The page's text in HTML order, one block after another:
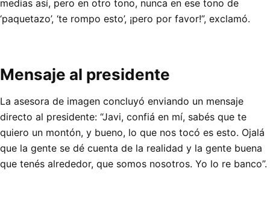
medias así, pero en otro tono, nunca en ese tono de
‘paquetazo’, ‘te rompo esto’, ¡pero por favor!”, exclamó.
Mensaje al presidente
La asesora de imagen concluyó enviando un mensaje
directo al presidente: “Javi, confiá en mí, sabés que te
quiero un montón, y bueno, lo que nos tocó es esto. Ojalá
que la gente se dé cuenta de la realidad y la gente buena
que tenés alrededor, que somos nosotros. Yo lo re banco”.